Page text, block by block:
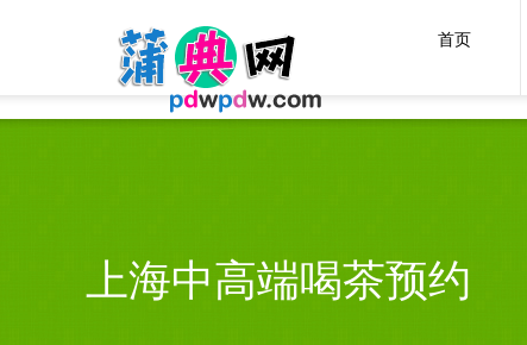
上海油压论坛bbs
首页
上海中高端喝茶预约